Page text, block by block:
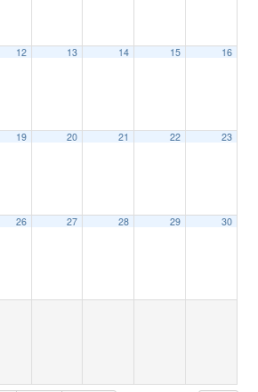
12 13 14 15 16
19 20 21 22 23
26 27 28 29 30